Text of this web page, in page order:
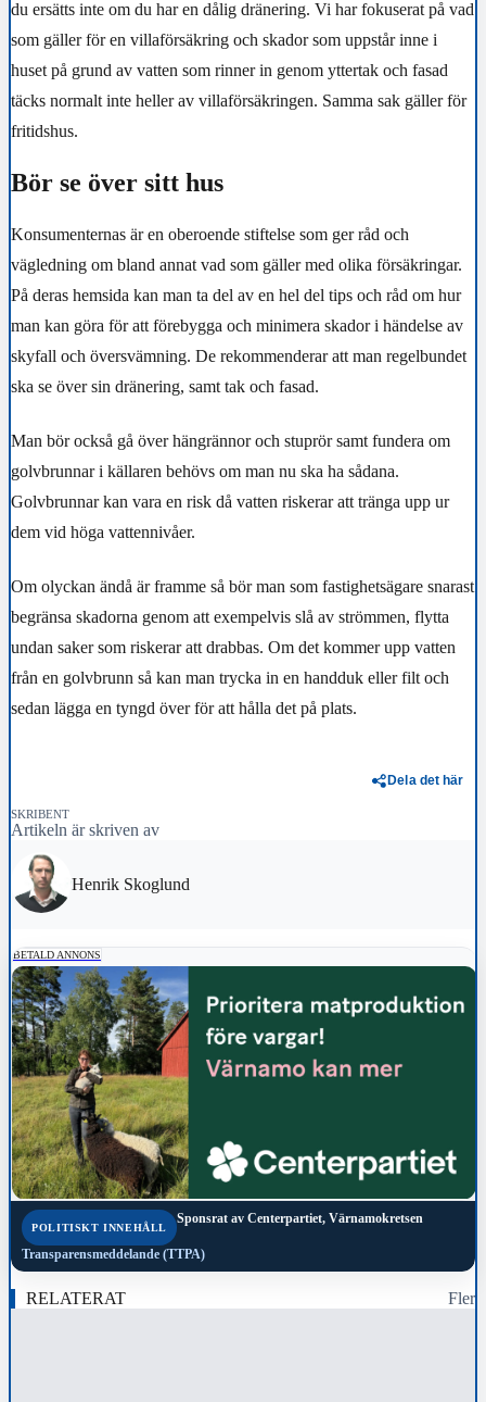
du ersätts inte om du har en dålig dränering. Vi har fokuserat på vad
som gäller för en villaförsäkring och skador som uppstår inne i
huset på grund av vatten som rinner in genom yttertak och fasad
täcks normalt inte heller av villaförsäkringen. Samma sak gäller för
fritidshus.
Bör se över sitt hus
Konsumenternas är en oberoende stiftelse som ger råd och
vägledning om bland annat vad som gäller med olika försäkringar.
På deras hemsida kan man ta del av en hel del tips och råd om hur
man kan göra för att förebygga och minimera skador i händelse av
skyfall och översvämning. De rekommenderar att man regelbundet
ska se över sin dränering, samt tak och fasad.
Man bör också gå över hängrännor och stuprör samt fundera om
golvbrunnar i källaren behövs om man nu ska ha sådana.
Golvbrunnar kan vara en risk då vatten riskerar att tränga upp ur
dem vid höga vattennivåer.
Om olyckan ändå är framme så bör man som fastighetsägare snarast
begränsa skadorna genom att exempelvis slå av strömmen, flytta
undan saker som riskerar att drabbas. Om det kommer upp vatten
från en golvbrunn så kan man trycka in en handduk eller filt och
sedan lägga en tyngd över för att hålla det på plats.
Dela det här
SKRIBENT
Artikeln är skriven av
Henrik Skoglund
BETALD ANNONS
POLITISKT INNEHÅLL
Sponsrat av Centerpartiet, Värnamokretsen
Transparensmeddelande (TTPA)
RELATERAT Fler